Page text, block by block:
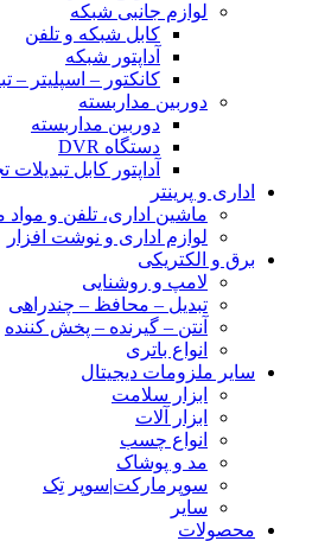
لوازم جانبی شبکه
کابل شبکه و تلفن
آداپتور شبکه
کانکتور – اسپلیتر –
دوربین مداربسته
دوربین مداربسته
دستگاه DVR
آداپتور کابل تبدیلات
اداری و پرینتر
ماشین اداری، تلفن و
لوازم اداری و نوشت افزار
برق و الکتریکی
لامپ و روشنایی
تبدیل – محافظ – چندراهی
آنتن – گیرنده – پخش کننده
انواع باتری
سایر ملزومات دیجیتال
ابزار سلامت
ابزار آلات
انواع چسب
مد و پوشاک
سوپرمارکت|سوپر تِک
سایر
محصولات